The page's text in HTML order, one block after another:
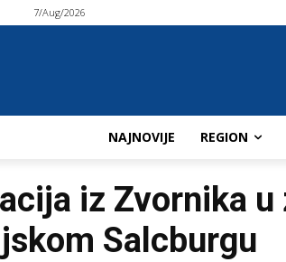
7/Aug/2026
NAJNOVIJE REGION
iz Zvornika
Salcburgu